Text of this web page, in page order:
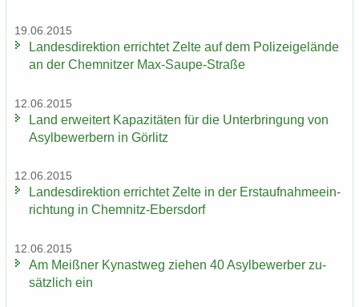
19.06.2015
Lan­des­di­rek­ti­on er­rich­tet Zelte auf dem Po­li­zei­ge­län­de
an der Chem­nit­zer Max-​Saupe-Straße
12.06.2015
Land er­wei­tert Ka­pa­zi­tä­ten für die Un­ter­brin­gung von
Asyl­be­wer­bern in Gör­litz
12.06.2015
Lan­des­di­rek­ti­on er­rich­tet Zelte in der Erst­auf­nah­me­ein­
rich­tung in Chemnitz-​Ebersdorf
12.06.2015
Am Meiß­ner Ky­nast­weg zie­hen 40 Asyl­be­wer­ber zu­
sätz­lich ein